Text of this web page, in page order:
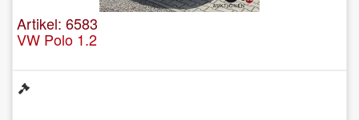
Artikel: 6583
VW Polo 1.2